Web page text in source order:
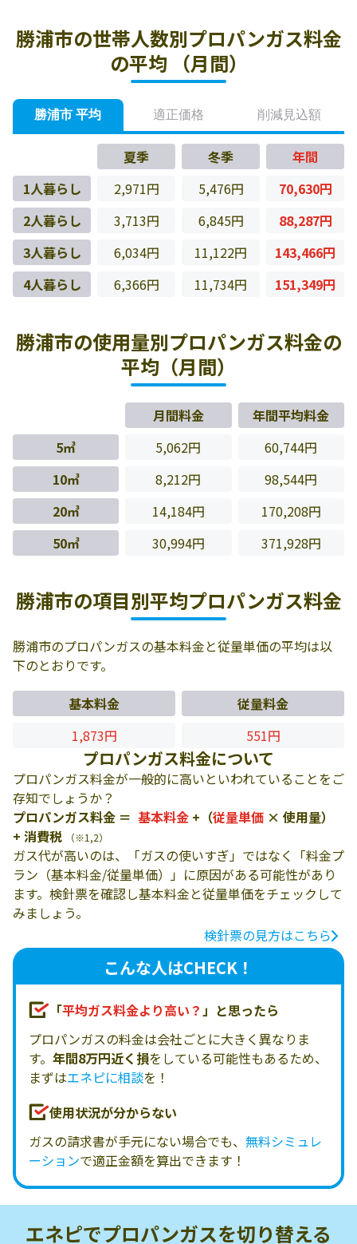
勝浦市の世帯人数別プロパンガス料金
の平均 （月間）
勝浦市 平均 適正価格 削減見込額
夏季 冬季
年間
1人暮らし
2,971円 5,476円
70,630円
2人暮らし
3,713円 6,845円
88,287円
3人暮らし
6,034円 11,122円
143,466円
4人暮らし
6,366円 11,734円 151,349円
勝浦市の使用量別プロパンガス料金の
平均（月間）
月間料金
年間平均料金
5㎥
5,062円
60,744円
10㎥
8,212円
98,544円
20㎥
14,184円
170,208円
50㎥
30,994円 371,928円
勝浦市の項目別平均プロパンガス料金
勝浦市のプロパンガスの基本料金と従量単価の平均は以
下のとおりです。
基本料金
従量料金
1,873円
551円
プロパンガス料金について
プロパンガス料金が一般的に高いといわれていることをご
存知でしょうか？
プロパンガス料金 ＝ 基本料金 +（従量単価 × 使用量）
+ 消費税
（※1,2）
ガス代が高いのは、「ガスの使いすぎ」ではなく「料金プ
ラン（基本料金/従量単価）」に原因がある可能性があり
ます。検針票を確認し基本料金と従量単価をチェックして
みましょう。
検針票の見方はこちら
こんな人はCHECK！
「平均ガス料金より高い？」と思ったら
プロパンガスの料金は会社ごとに大きく異なりま
す。 年間8万円近く損をしている可能性もあるため、
まずはエネピに相談を！
使用状況が分からない
ガスの請求書が手元にない場合でも、 無料シミュレ
ーションで適正金額を算出できます！
エネピでプロパンガスを切り替える